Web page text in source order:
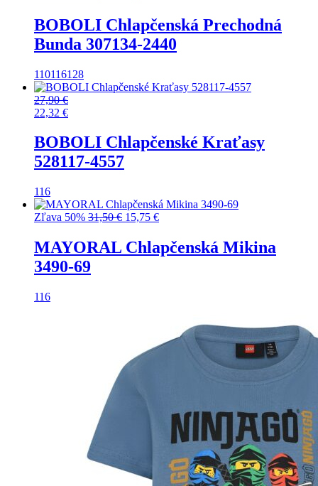
bola:
49,95 €.24,98 €.
BOBOLI Chlapčenská Prechodná
Bunda 307134-2440
110116128
27,90€
22,32 €
BOBOLI Chlapčenské Kraťasy
528117-4557
116
Zľava 50% 31,50€ Pôvodná
bola:
31,50 €.
15,75 €Aktuálna
15,75 €.
MAYORAL Chlapčenská Mikina
3490-69
116